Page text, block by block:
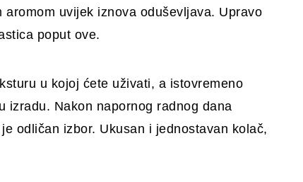
uvijek iznova oduševljava. Upravo
poput ove.
u kojoj ćete uživati, a istovremeno
izradu. Nakon napornog radnog dana
odličan izbor. Ukusan i jednostavan kolač,